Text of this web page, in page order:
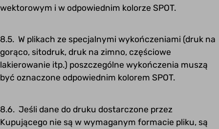
wektorowym i w odpowiednim kolorze SPOT.
8.5. W plikach ze specjalnymi wykończeniami (druk na
gorąco, sitodruk, druk na zimno, częściowe
lakierowanie itp.) poszczególne wykończenia muszą
być oznaczone odpowiednim kolorem SPOT.
8.6. Jeśli dane do druku dostarczone przez
Kupującego nie są w wymaganym formacie pliku, są